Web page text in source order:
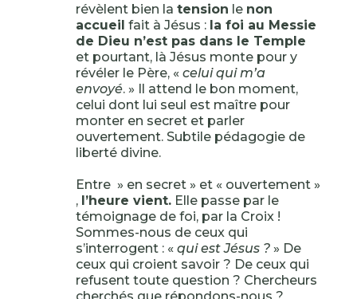
révèlent bien la tension le non
accueil fait à Jésus : la foi au Messie
de Dieu n’est pas dans le Temple
et pourtant, là Jésus monte pour y
révéler le Père, « celui qui m’a
envoyé. » Il attend le bon moment,
celui dont lui seul est maître pour
monter en secret et parler
ouvertement. Subtile pédagogie de
liberté divine.
Entre » en secret » et « ouvertement »
, l’heure vient.Elle passe par le
témoignage de foi, par la Croix !
Sommes-nous de ceux qui
s’interrogent : « qui est Jésus ?» De
ceux qui croient savoir ? De ceux qui
refusent toute question ? Chercheurs